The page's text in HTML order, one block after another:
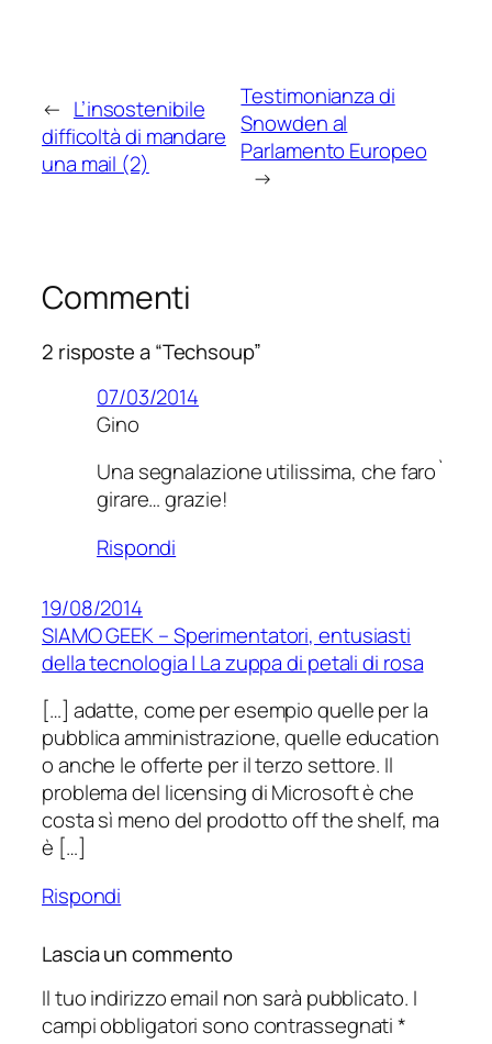
← L’insostenibile
difficoltà di mandare
una mail (2)
Testimonianza di
Snowden al
Parlamento Europeo
→
Commenti
2 risposte a “Techsoup”
07/03/2014
Gino
Una segnalazione utilissima, che faro`
girare… grazie!
Rispondi
19/08/2014
SIAMO GEEK – Sperimentatori, entusiasti
della tecnologia | La zuppa di petali di rosa
[…] adatte, come per esempio quelle per la
pubblica amministrazione, quelle education
o anche le offerte per il terzo settore. Il
problema del licensing di Microsoft è che
costa sì meno del prodotto off the shelf, ma
è […]
Rispondi
Lascia un commento
Il tuo indirizzo email non sarà pubblicato. I
campi obbligatori sono contrassegnati*